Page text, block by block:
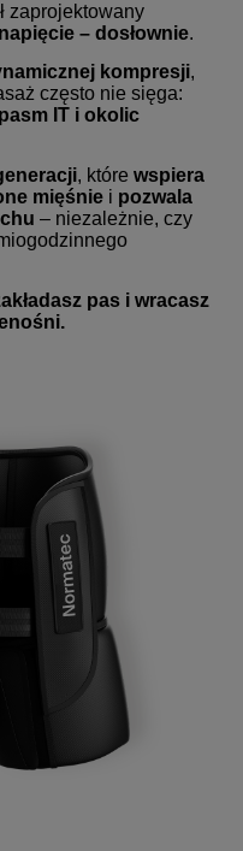
zaprojektowany
– dosłownie.
kompresji,
często nie sięga:
IT i okolic
, które wspiera
mięśnie i pozwala
– niezależnie, czy
pas i wracasz